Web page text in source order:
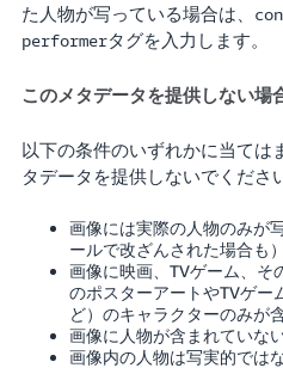
た人物が写っている場合は、
performerタグを入力します。
このメタデータを提供しない場
以下の条件のいずれかに当ては
タデータを提供しないでくださ
画像には実際の人物のみが
ールで改ざんされた場合も
画像に映画、TVゲーム、そ
のポスターアートやTVゲー
ど）のキャラクターのみが
画像に人物が含まれていな
画像内の人物は写実的では